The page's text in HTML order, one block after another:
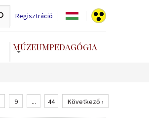
Regisztráció
MÚZEUMPEDAGÓGIA
9 ... 44 Következő ›